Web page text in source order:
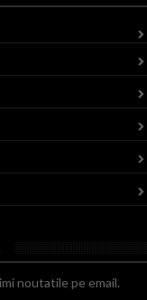
noutatile pe email.